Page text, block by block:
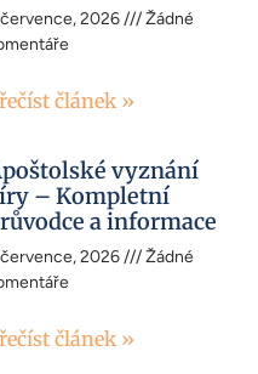
2026
Žádné
článek »
vyznání
– Kompletní
a informace
2026
Žádné
článek »